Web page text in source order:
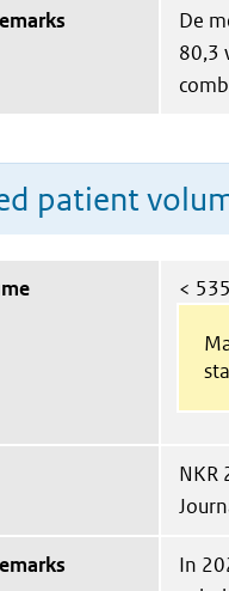
De
80,3
patient
< 535
NKR
In